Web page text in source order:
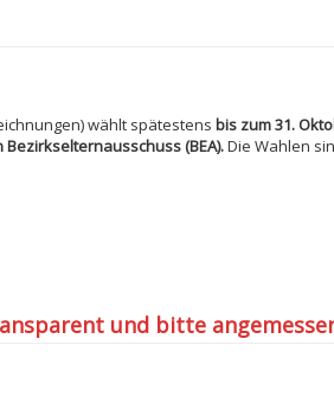
wählt spätestens bis zum 31.
(BEA).Die Wahlen
und bitte